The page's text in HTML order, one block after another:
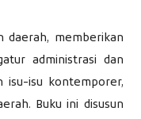
daerah, memberikan
administrasi dan
isu-isu kontemporer,
Buku ini disusun